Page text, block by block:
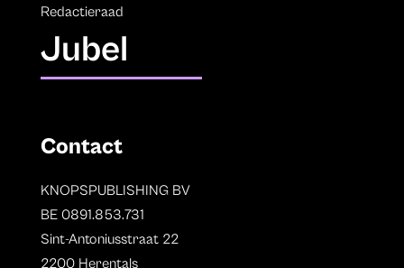
Redactieraad
Jubel
Contact
KNOPSPUBLISHING BV
BE 0891.853.731
Sint-Antoniusstraat 22
2200 Herentals